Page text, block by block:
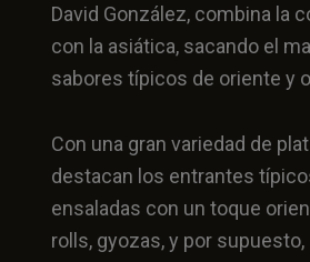
David González, combina la
con la asiática, sacando el
sabores típicos de oriente y
Con una gran variedad de
destacan los entrantes
ensaladas con un toque
rolls, gyozas, y por supuesto,